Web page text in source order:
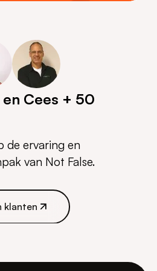
Cees + 50
de ervaring en
van Not False.
klanten